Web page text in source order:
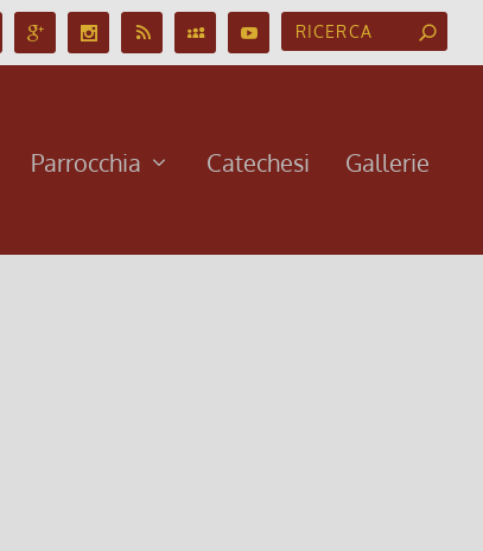
Parrocchia Catechesi Gallerie